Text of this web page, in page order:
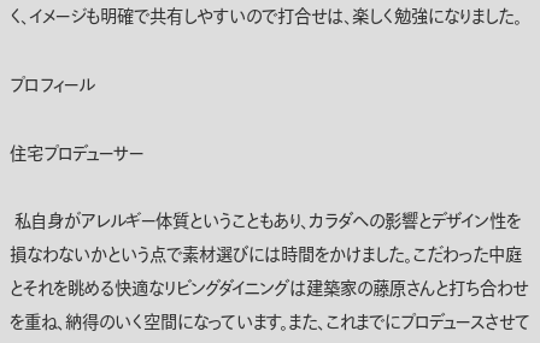
く、イメージも明確で共有しやすいので打合せは、楽しく勉強になりました。
プロフィール
住宅プロデューサー
私自身がアレルギー体質ということもあり、カラダへの影響とデザイン性を
損なわないかという点で素材選びには時間をかけました。こだわった中庭
とそれを眺める快適なリビングダイニングは建築家の藤原さんと打ち合わせ
を重ね、納得のいく空間になっています。また、これまでにプロデュースさせて